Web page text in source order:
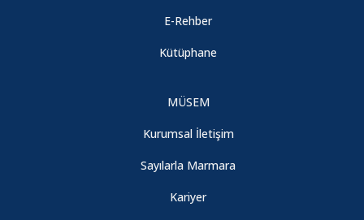
E-Rehber
Kütüphane
MÜSEM
Kurumsal İletişim
Sayılarla Marmara
Kariyer